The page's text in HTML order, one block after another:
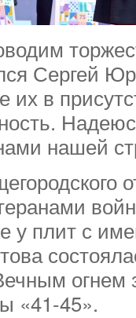
Сергей
их в
нашей
у плит с
огнем
«41-45».